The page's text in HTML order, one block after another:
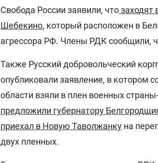
Свобода России заявили, чтозаходят
Шебекино, который расположен в
агрессора РФ. Члены РДК сообщили,
Также Русский добровольческий
опубликовали заявление, в котором
области взяли в плен военных
предложили губернатору
приехал в Новую Таволжанку на
двух пленных.